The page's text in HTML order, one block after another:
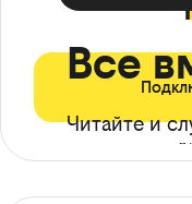
Все
Читайте и